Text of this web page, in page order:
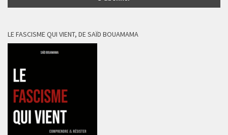
LE FASCISME QUI VIENT, DE SAÏD BOUAMAMA